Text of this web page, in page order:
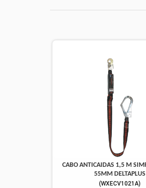
CABO ANTICAIDAS 1,5 M
55MM DELTAPLUS
(WXECV1021A)